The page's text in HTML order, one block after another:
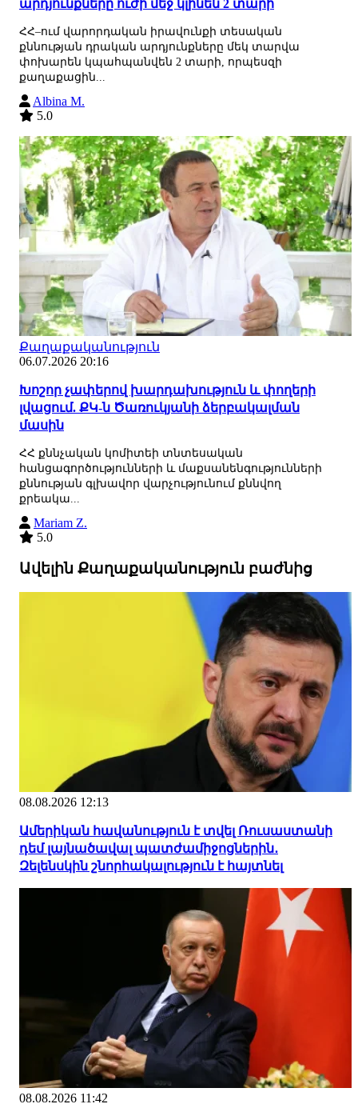
արդյունքները ուժի մեջ կլինեն 2 տարի
ՀՀ–ում վարորդական իրավունքի տեսական
քննության դրական արդյունքները մեկ տարվա
փոխարեն կպահպանվեն 2 տարի, որպեսզի
քաղաքացին...
Albina M.
5.0
Քաղաքականություն
06.07.2026 20:16
Խոշոր չափերով խարդախություն և փողերի
լվացում. ՔԿ-ն Ծառուկյանի ձերբակալման
մասին
ՀՀ քննչական կոմիտեի տնտեսական
հանցագործությունների և մաքսանենգությունների
քննության գլխավոր վարչությունում քննվող
քրեակա...
Mariam Z.
5.0
Ավելին Քաղաքականություն բաժնից
08.08.2026 12:13
Ամերիկան հավանություն է տվել Ռուսաստանի
դեմ լայնածավալ պատժամիջոցներին․
Զելենսկին շնորհակալություն է հայտնել
08.08.2026 11:42